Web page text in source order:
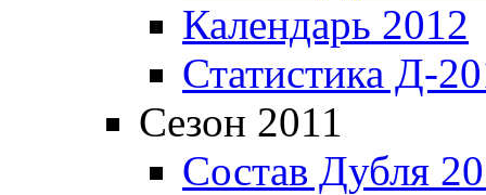
Календарь 2012
Статистика Д-
Сезон 2011
Состав Дубля